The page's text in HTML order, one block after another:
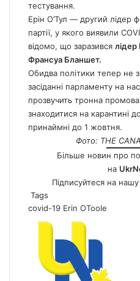
тестування.
Ерін О’Тул — другий лідер
партії, у якого виявили
відомо, що заразився лідер
Франсуа Бланшет.
Обидва політики тепер не
засіданні парламенту на
прозвучить тронна
знаходитися на карантині
принаймні до 1 жовтня.
Фото: THE
Більше новин про
на
Підписуйтеся на нашу
Tags
covid-19 Erin OToole